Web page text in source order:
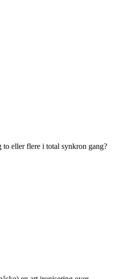
to eller flere i total synkron gang?